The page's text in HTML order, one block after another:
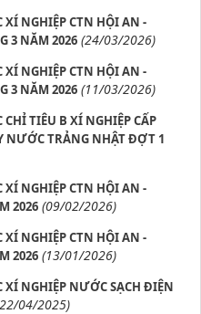
XÍ NGHIỆP CTN HỘI AN -
3 NĂM 2026 (24/03/2026)
XÍ NGHIỆP CTN HỘI AN -
3 NĂM 2026 (11/03/2026)
TIÊU B XÍ NGHIỆP CẤP
NƯỚC TRẢNG NHẬT ĐỢT 1
XÍ NGHIỆP CTN HỘI AN -
2026 (09/02/2026)
XÍ NGHIỆP CTN HỘI AN -
2026 (13/01/2026)
XÍ NGHIỆP NƯỚC SẠCH ĐIỆN
04/2025)